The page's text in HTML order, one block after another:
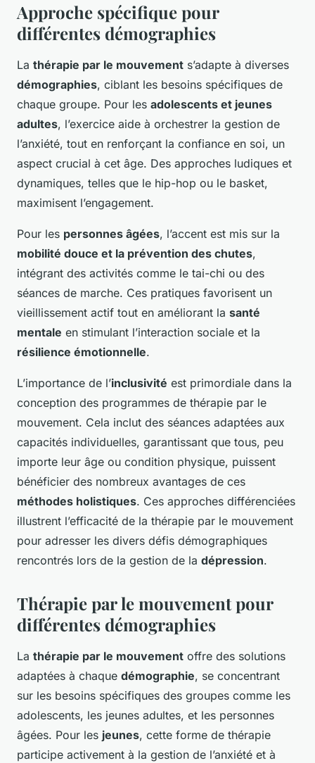
Approche spécifique pour
différentes démographies
La thérapie par le mouvement s’adapte à diverses
démographies, ciblant les besoins spécifiques de
chaque groupe. Pour les adolescents et jeunes
adultes, l’exercice aide à orchestrer la gestion de
l’anxiété, tout en renforçant la confiance en soi, un
aspect crucial à cet âge. Des approches ludiques et
dynamiques, telles que le hip-hop ou le basket,
maximisent l’engagement.
Pour les personnes âgées, l’accent est mis sur la
mobilité douce et la prévention des chutes,
intégrant des activités comme le tai-chi ou des
séances de marche. Ces pratiques favorisent un
vieillissement actif tout en améliorant la santé
mentale en stimulant l’interaction sociale et la
résilience émotionnelle.
L’importance de l’inclusivité est primordiale dans la
conception des programmes de thérapie par le
mouvement. Cela inclut des séances adaptées aux
capacités individuelles, garantissant que tous, peu
importe leur âge ou condition physique, puissent
bénéficier des nombreux avantages de ces
méthodes holistiques. Ces approches différenciées
illustrent l’efficacité de la thérapie par le mouvement
pour adresser les divers défis démographiques
rencontrés lors de la gestion de la dépression.
Thérapie par le mouvement pour
différentes démographies
La thérapie par le mouvement offre des solutions
adaptées à chaque démographie, se concentrant
sur les besoins spécifiques des groupes comme les
adolescents, les jeunes adultes, et les personnes
âgées. Pour les jeunes, cette forme de thérapie
participe activement à la gestion de l’anxiété et à